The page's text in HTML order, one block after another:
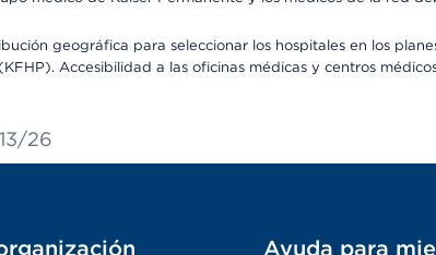
geográfica para seleccionar los hospitales en los
Accesibilidad a las oficinas médicas y centros
26
Ayuda para